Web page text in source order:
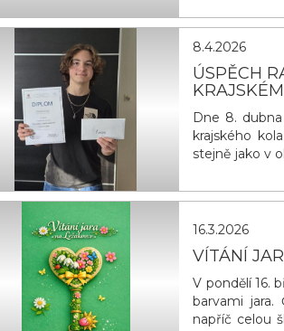
vytvořeny
8.4.2026
ÚSPĚCH
Dne 8.
krajského
stejně jako v
16.3.2026
VÍTÁNÍ
V pondělí 16.
barvami jara.
napříč celou